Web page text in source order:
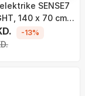
SENSE7
140 x 70 cm,
-13%